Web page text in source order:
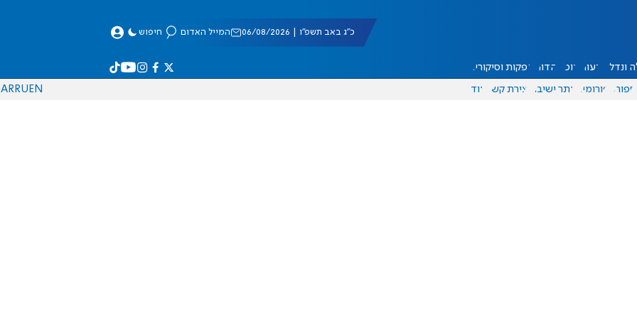
כ"ג באב תשפ"ו | 06/08/2026 המייל האדום חיפוש
ונדל"ן דעות אוכל יהדות הפקות וסיקורים
ספורט פורומים אתר ישיבה יצירת קשר עוד EN
RU
AR